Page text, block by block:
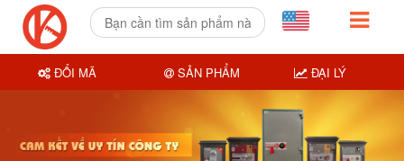
ĐỔI MÃ SẢN PHẨM ĐẠI LÝ